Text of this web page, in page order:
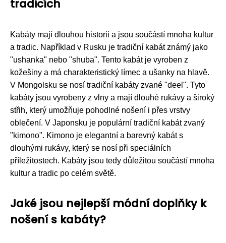
tradicích
Kabáty mají dlouhou historii a jsou součástí mnoha kultur
a tradic. Například v Rusku je tradiční kabát známý jako
"ushanka" nebo "shuba". Tento kabát je vyroben z
kožešiny a má charakteristický límec a ušanky na hlavě.
V Mongolsku se nosí tradiční kabáty zvané "deel". Tyto
kabáty jsou vyrobeny z vlny a mají dlouhé rukávy a široký
střih, který umožňuje pohodlné nošení i přes vrstvy
oblečení. V Japonsku je populární tradiční kabát zvaný
"kimono". Kimono je elegantní a barevný kabát s
dlouhými rukávy, který se nosí při speciálních
příležitostech. Kabáty jsou tedy důležitou součástí mnoha
kultur a tradic po celém světě.
Jaké jsou nejlepší módní doplňky k
nošení s kabáty?